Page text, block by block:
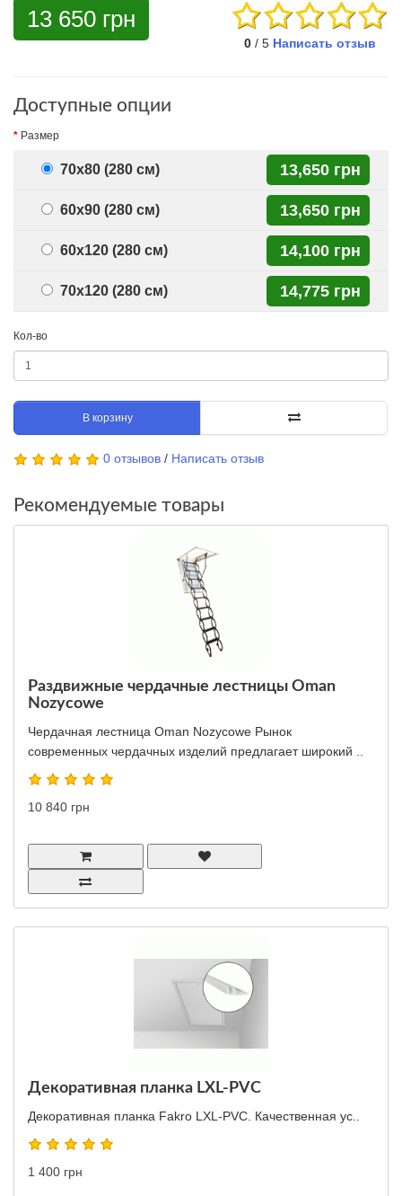
13 650 грн
0 / 5 Написать отзыв
Доступные опции
Размер
70x80 (280 см) 13,650 грн
60x90 (280 см) 13,650 грн
60x120 (280 см) 14,100 грн
70x120 (280 см) 14,775 грн
Кол-во
В корзину
0 отзывов / Написать отзыв
Рекомендуемые товары
Раздвижные чердачные лестницы Oman
Nozycowe
Чердачная лестница Oman Nozycowe Рынок
современных чердачных изделий предлагает широкий ..
10 840 грн
Декоративная планка LXL-PVC
Декоративная планка Fakro LXL-PVC. Качественная ус..
1 400 грн